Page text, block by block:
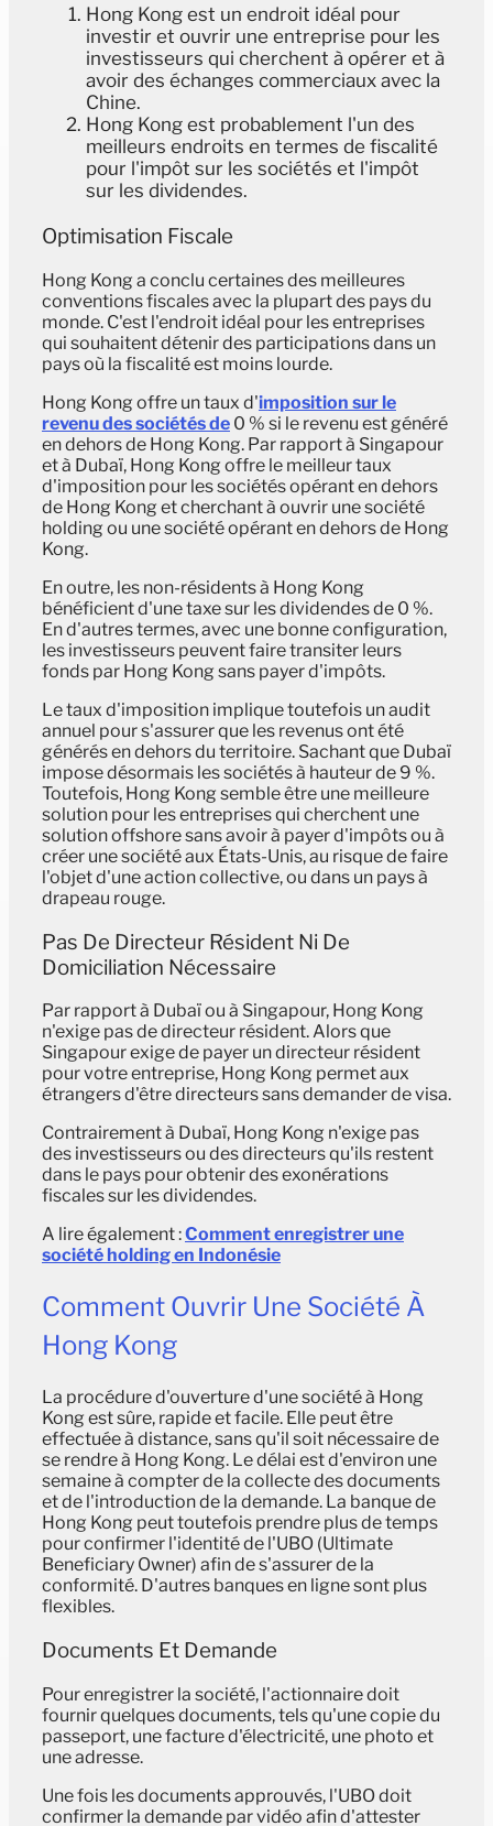
Hong Kong est un endroit idéal pour
investir et ouvrir une entreprise pour les
investisseurs qui cherchent à opérer et à
avoir des échanges commerciaux avec la
Chine.
Hong Kong est probablement l'un des
meilleurs endroits en termes de fiscalité
pour l'impôt sur les sociétés et l'impôt
sur les dividendes.
Optimisation Fiscale
Hong Kong a conclu certaines des meilleures
conventions fiscales avec la plupart des pays du
monde. C'est l'endroit idéal pour les entreprises
qui souhaitent détenir des participations dans un
pays où la fiscalité est moins lourde.
Hong Kong offre un taux d'imposition sur le
revenu des sociétés de 0 % si le revenu est généré
en dehors de Hong Kong. Par rapport à Singapour
et à Dubaï, Hong Kong offre le meilleur taux
d'imposition pour les sociétés opérant en dehors
de Hong Kong et cherchant à ouvrir une société
holding ou une société opérant en dehors de Hong
Kong.
En outre, les non-résidents à Hong Kong
bénéficient d'une taxe sur les dividendes de 0 %.
En d'autres termes, avec une bonne configuration,
les investisseurs peuvent faire transiter leurs
fonds par Hong Kong sans payer d'impôts.
Le taux d'imposition implique toutefois un audit
annuel pour s'assurer que les revenus ont été
générés en dehors du territoire. Sachant que Dubaï
impose désormais les sociétés à hauteur de 9 %.
Toutefois, Hong Kong semble être une meilleure
solution pour les entreprises qui cherchent une
solution offshore sans avoir à payer d'impôts ou à
créer une société aux États-Unis, au risque de faire
l'objet d'une action collective, ou dans un pays à
drapeau rouge.
Pas De Directeur Résident Ni De
Domiciliation Nécessaire
Par rapport à Dubaï ou à Singapour, Hong Kong
n'exige pas de directeur résident. Alors que
Singapour exige de payer un directeur résident
pour votre entreprise, Hong Kong permet aux
étrangers d'être directeurs sans demander de visa.
Contrairement à Dubaï, Hong Kong n'exige pas
des investisseurs ou des directeurs qu'ils restent
dans le pays pour obtenir des exonérations
fiscales sur les dividendes.
A lire également :Comment enregistrer une
société holding en Indonésie
Comment Ouvrir Une Société À
Hong Kong
La procédure d'ouverture d'une société à Hong
Kong est sûre, rapide et facile. Elle peut être
effectuée à distance, sans qu'il soit nécessaire de
se rendre à Hong Kong. Le délai est d'environ une
semaine à compter de la collecte des documents
et de l'introduction de la demande. La banque de
Hong Kong peut toutefois prendre plus de temps
pour confirmer l'identité de l'UBO (Ultimate
Beneficiary Owner) afin de s'assurer de la
conformité. D'autres banques en ligne sont plus
flexibles.
Documents Et Demande
Pour enregistrer la société, l'actionnaire doit
fournir quelques documents, tels qu'une copie du
passeport, une facture d'électricité, une photo et
une adresse.
Une fois les documents approuvés, l'UBO doit
confirmer la demande par vidéo afin d'attester